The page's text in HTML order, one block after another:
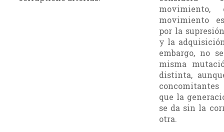
movimiento,
movimiento
por la
y la
embargo, no
misma
distinta,
que la
se da sin la
otra.